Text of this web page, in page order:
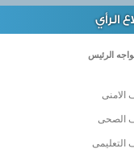
الرأي
الرئيس
الامنى
الصحى
التعليمى